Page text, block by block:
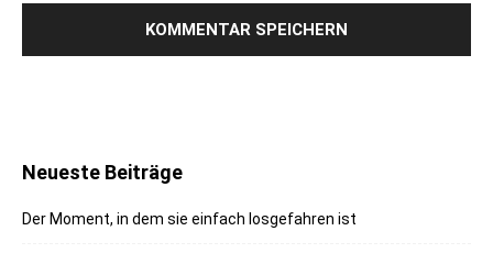
Neueste Beiträge
Der Moment, in dem sie einfach losgefahren ist